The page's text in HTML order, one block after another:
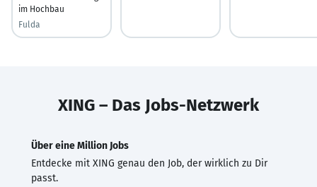
im Hochbau
Fulda
XING – Das Jobs-Netzwerk
Über eine Million Jobs
Entdecke mit XING genau den Job, der wirklich zu Dir
passt.